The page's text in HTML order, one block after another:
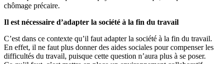
chômage précaire.
Il est nécessaire d’adapter la société à la fin du travail
C’est dans ce contexte qu’il faut adapter la société à la fin du travail.
En effet, il ne faut plus donner des aides sociales pour compenser les
difficultés du travail, puisque cette question n’aura plus à se poser.